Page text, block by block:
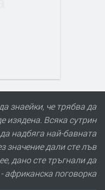
знаейки, че трябва да
изядена. Всяка сутрин
надбяга най-бавната
значение дали сте лъв
дано сте тръгнали да
- африканска поговорка